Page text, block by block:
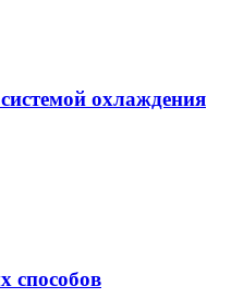
охлаждения
способов